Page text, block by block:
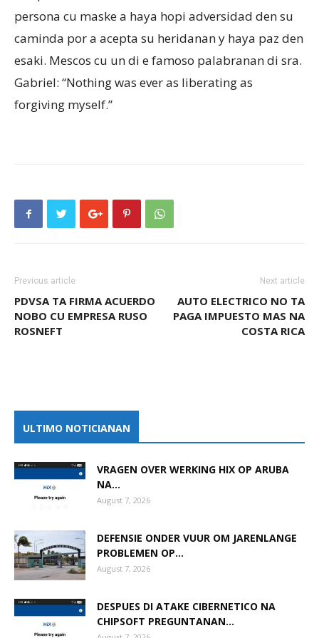
persona cu maske a haya hopi adversidad den su
caminda por a acepta su heridanan y haya paz den
esaki. Mescos cu un di e famoso palabranan di sra.
Gabriel: “Nothing was ever as liberating as
forgiving myself.”
Previous article
PDVSA TA FIRMA ACUERDO
NOBO CU EMPRESA RUSO
ROSNEFT
Next article
AUTO ELECTRICO NO TA
PAGA IMPUESTO MAS NA
COSTA RICA
ULTIMO NOTICIANAN
VRAGEN OVER WERKING HIX OP ARUBA
NA...
August 7, 2026
DEFENSIE ONDER VUUR OM JARENLANGE
PROBLEMEN OP...
August 7, 2026
DESPUES DI ATAKE CIBERNETICO NA
CHIPSOFT PREGUNTANAN...